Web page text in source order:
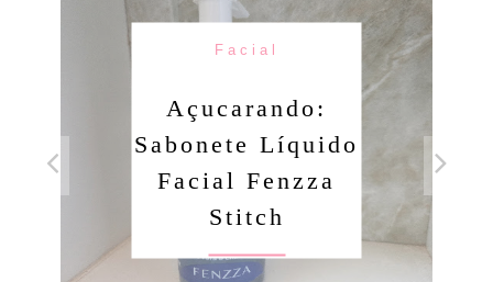
Facial
Açucarando:
Sabonete Líquido
Facial Fenzza
Stitch